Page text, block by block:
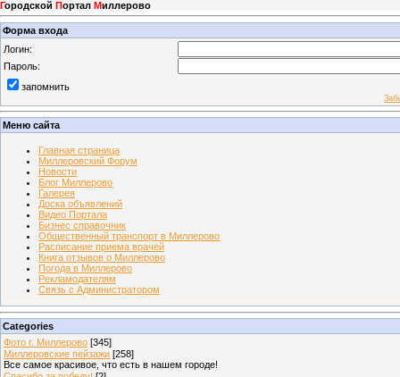
Городской Портал Миллерово
Форма входа
Логин:
Пароль:
запомнить
Меню сайта
Главная страница
Миллеровский Форум
Новости
Блог Миллерово
Галерея
Доска объявлений
Видео Портала
Бизнес справочник
Общественный транспорт в Миллерово
Расписание приема врачей
Книга отзывов о Миллерово
Погода в Миллерово
Рекламодателям
Связь с Администратором
Categories
Фото г. Миллерово [345]
Миллеровские пейзажи [258]
Все самое красивое, что есть в нашем городе!